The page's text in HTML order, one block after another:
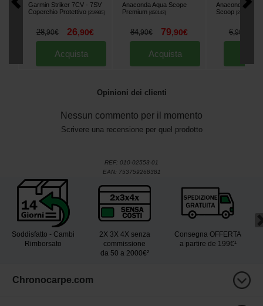
Garmin Striker 7CV - 7SV
Coperchio Protettivo [219935]
28,90€ 26,90€
Acquista
Anaconda Aqua Scope
Premium [450143]
84,90€ 79,90€
Acquista
Anaconda Boat
Scoop [213520
6,90
Opinioni dei clienti
Nessun commento per il momento
Scrivere una recensione per quel prodotto
REF: 010-02553-01
EAN: 753759268381
Soddisfatto - Cambi
Rimborsato
2X 3X 4X senza
commissione
da 50 a 2000€²
Consegna OFFERTA
a partire de 199€¹
Chronocarpe.com